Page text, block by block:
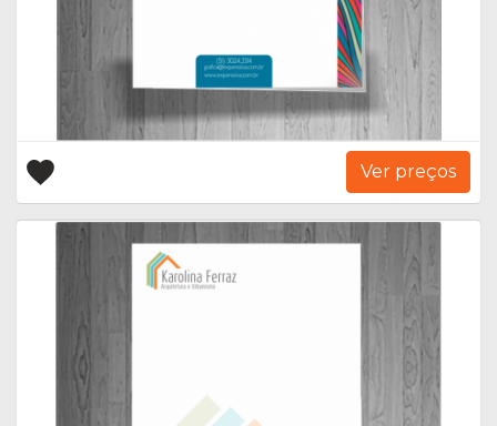
Ver preços